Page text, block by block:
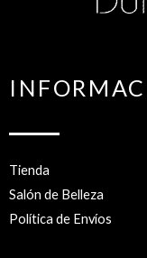
Tienda
Salón de Belleza
Política de Envíos